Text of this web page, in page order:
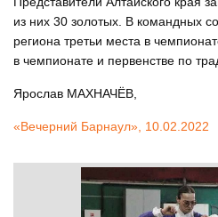
из них 30 золотых. В командных
региона третьи места в
в чемпионате и первенстве по
Ярослав МАХНАЧЁВ,
«Вечерний Барнаул», 10.02.2022